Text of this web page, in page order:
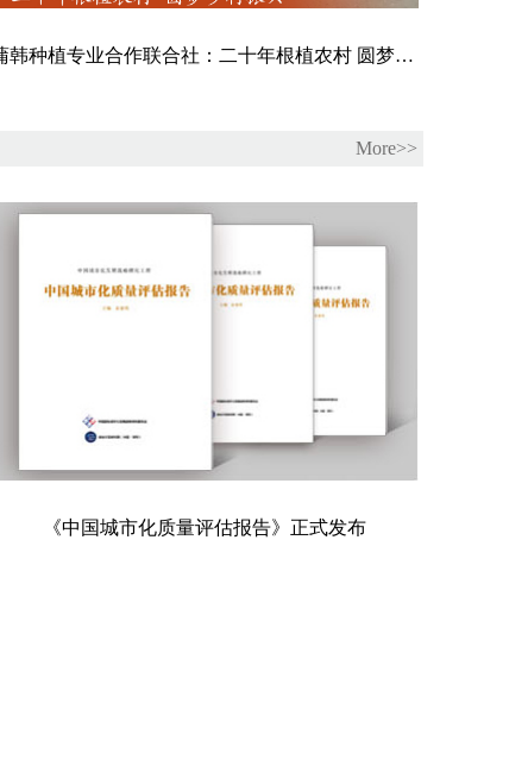
蒲韩种植专业合作联合社：二十年根植农村 圆梦乡村振兴
More>>
《中国城市化质量评估报告》正式发布